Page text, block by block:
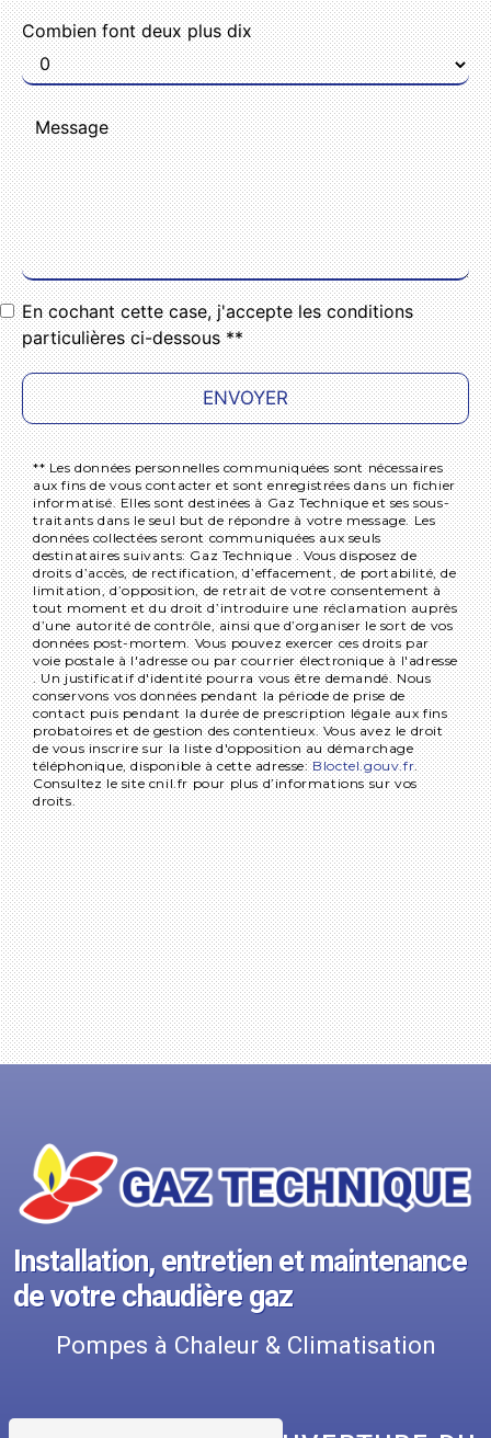
Combien font deux plus dix
En cochant cette case, j'accepte les conditions
particulières ci-dessous **
ENVOYER
** Les données personnelles communiquées sont nécessaires
aux fins de vous contacter et sont enregistrées dans un fichier
informatisé. Elles sont destinées à Gaz Technique et ses sous-
traitants dans le seul but de répondre à votre message. Les
données collectées seront communiquées aux seuls
destinataires suivants: Gaz Technique . Vous disposez de
droits d’accès, de rectification, d’effacement, de portabilité, de
limitation, d’opposition, de retrait de votre consentement à
tout moment et du droit d’introduire une réclamation auprès
d’une autorité de contrôle, ainsi que d’organiser le sort de vos
données post-mortem. Vous pouvez exercer ces droits par
voie postale à l'adresse ou par courrier électronique à l'adresse
. Un justificatif d'identité pourra vous être demandé. Nous
conservons vos données pendant la période de prise de
contact puis pendant la durée de prescription légale aux fins
probatoires et de gestion des contentieux. Vous avez le droit
de vous inscrire sur la liste d'opposition au démarchage
téléphonique, disponible à cette adresse:Bloctel.gouv.fr.
Consultez le site cnil.fr pour plus d’informations sur vos
droits.
Installation, entretien et maintenance
de votre chaudière gaz
Pompes à Chaleur & Climatisation